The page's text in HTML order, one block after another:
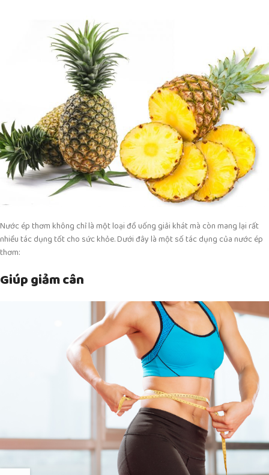
Nước ép thơm không chỉ là một loại đồ uống giải khát mà còn mang lại rất
nhiều tác dụng tốt cho sức khỏe. Dưới đây là một số tác dụng của nước ép
thơm:
Giúp giảm cân